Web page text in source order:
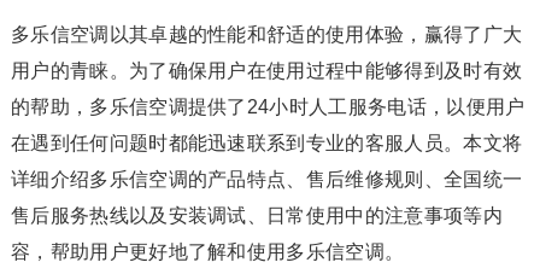
多乐信空调以其卓越的性能和舒适的使用体验，赢得了广大
用户的青睐。为了确保用户在使用过程中能够得到及时有效
的帮助，多乐信空调提供了24小时人工服务电话，以便用户
在遇到任何问题时都能迅速联系到专业的客服人员。本文将
详细介绍多乐信空调的产品特点、售后维修规则、全国统一
售后服务热线以及安装调试、日常使用中的注意事项等内
容，帮助用户更好地了解和使用多乐信空调。